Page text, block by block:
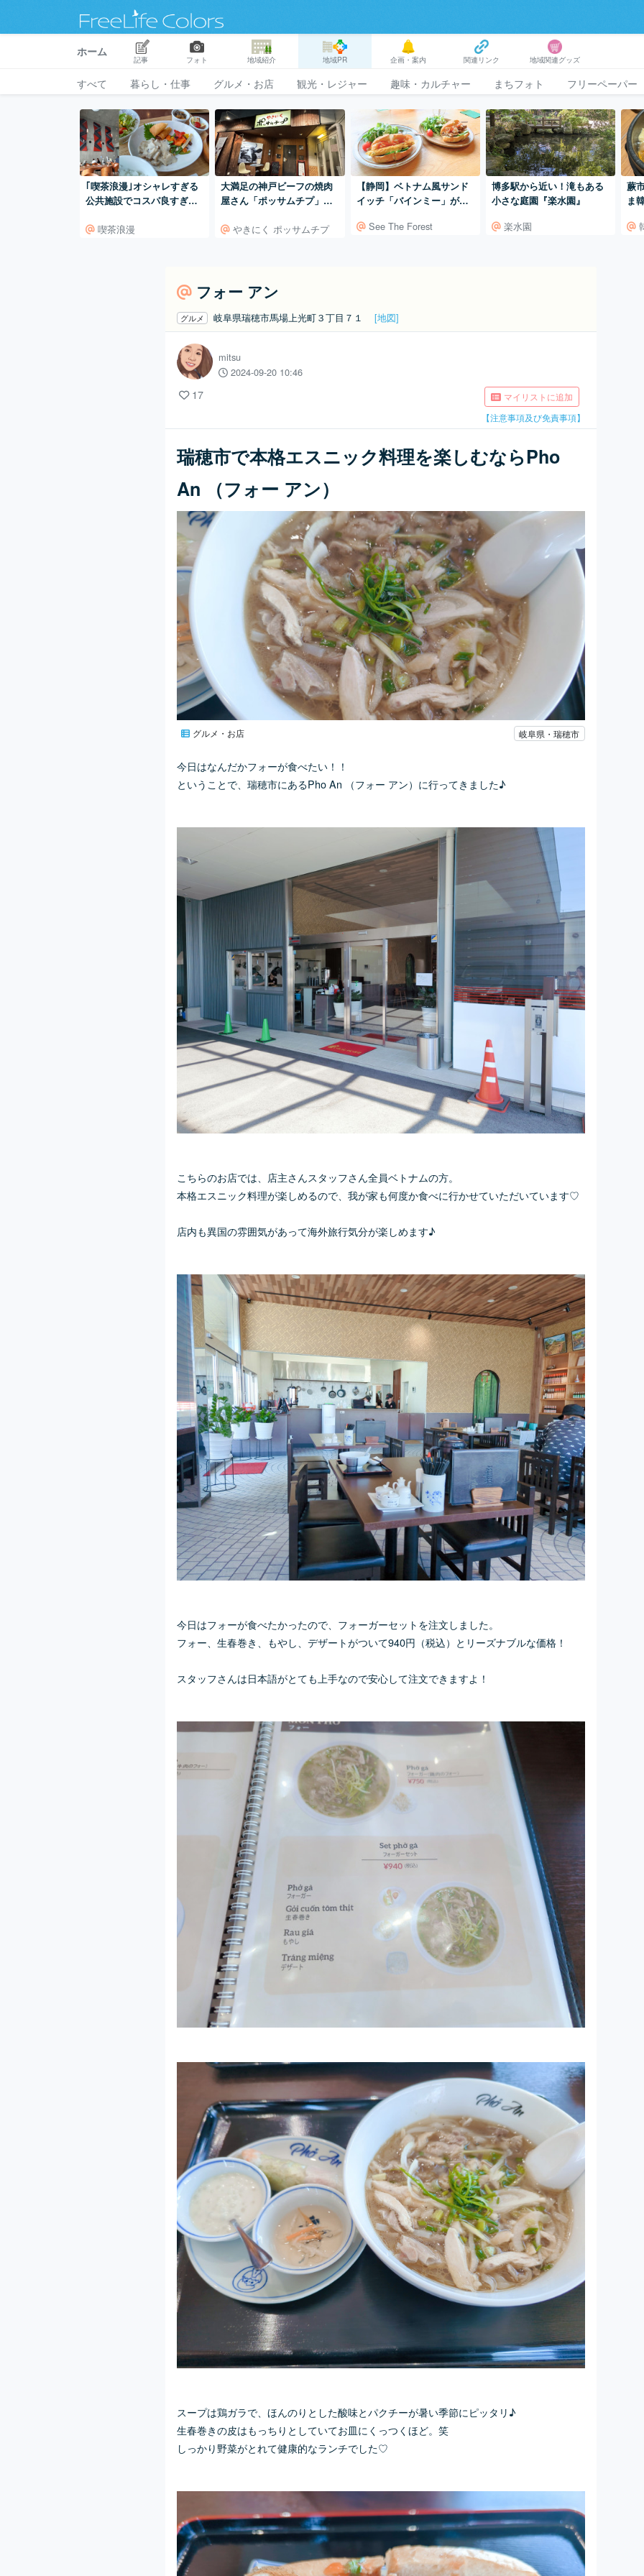
ホーム
記事 フォト 地域紹介 地域PR 企画・案内 関連リンク 地域関連グッズ
すべて 暮らし・仕事 グルメ・お店 観光・レジャー 趣味・カルチャー まちフォト フリーペーパー
｢喫茶浪漫｣オシャレすぎる
公共施設でコスパ良すぎの
喫茶浪漫
大満足の神戸ビーフの焼肉
屋さん「ポッサムチプ」は
やきにく ポッサムチプ
【静岡】ベトナム風サンド
イッチ「バインミー」が美
t』 See The Forest
博多駅から近い！滝もある
小さな庭園『楽水園』
楽水園
蕨
ま
フォー アン
グルメ 岐阜県瑞穂市馬場上光町３丁目７１ [地図]
mitsu
2024-09-20 10:46
17
マイリストに追加
【注意事項及び免責事項】
瑞穂市で本格エスニック料理を楽しむならPho
An （フォー アン）
グルメ・お店 岐阜県・瑞穂市
今日はなんだかフォーが食べたい！！
ということで、瑞穂市にあるPho An （フォー アン）に行ってきました♪
こちらのお店では、店主さんスタッフさん全員ベトナムの方。
本格エスニック料理が楽しめるので、我が家も何度か食べに行かせていただいています♡
店内も異国の雰囲気があって海外旅行気分が楽しめます♪
今日はフォーが食べたかったので、フォーガーセットを注文しました。
フォー、生春巻き、もやし、デザートがついて940円（税込）とリーズナブルな価格！
スタッフさんは日本語がとても上手なので安心して注文できますよ！
スープは鶏ガラで、ほんのりとした酸味とパクチーが暑い季節にピッタリ♪
生春巻きの皮はもっちりとしていてお皿にくっつくほど。笑
しっかり野菜がとれて健康的なランチでした♡